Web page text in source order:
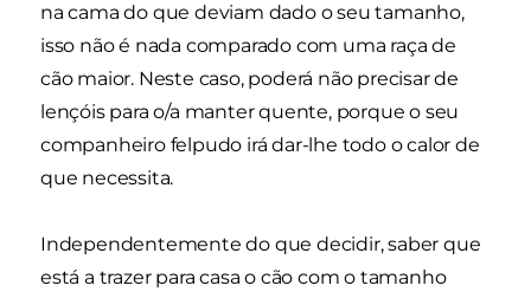
na cama do que deviam dado o seu tamanho,
isso não é nada comparado com uma raça de
cão maior. Neste caso, poderá não precisar de
lençóis para o/a manter quente, porque o seu
companheiro felpudo irá dar-lhe todo o calor de
que necessita.
Independentemente do que decidir, saber que
está a trazer para casa o cão com o tamanho